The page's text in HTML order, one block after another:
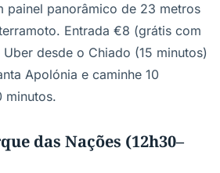
painel panorâmico de 23 metros
Entrada €8 (grátis com
desde o Chiado (15 minutos)
Apolónia e caminhe 10
minutos.
das Nações (12h30–